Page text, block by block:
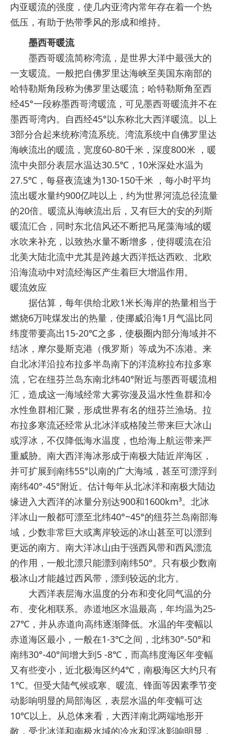
内亚暖流的强度，使几内亚湾内常年存在着一个热
低压，有助于热带季风的形成和维持。
墨西哥暖流
墨西哥暖流简称湾流，是世界大洋中最强大的
一支暖流。一般把自佛罗里达海峡至美国东南部的
哈特勒斯角段称为佛罗里达暖流；哈特勒斯角至西
经45°一段称墨西哥湾暖流，可见墨西哥暖流并不在
墨西哥湾内。自西经45°以东称北大西洋暖流。以上
3部分合起来统称湾流系统。湾流系统中自佛罗里达
海峡流出的暖流，宽度60-80千米，深度800米 ，暖
流中央部分表层水温达30.5℃，10米深处水温为
27.5℃，每昼夜流速为130-150千米 ，每小时平均
流出暖水量约900亿吨以上，约为世界河流总径流量
的20倍。暖流从海峡流出后，又有巨大的安的列斯
暖流汇合，同时东北信风还不断把马尾藻海域的暖
水吹来补充，以致热水量不断增多，使得暖流在沿
北美大陆北流中尤其是跨越大西洋抵达西欧、北欧
沿海流动中对流经海区产生着巨大增温作用。
暖流效应
据估算，每年供给北欧1米长海岸的热量相当于
燃烧6万吨煤发出的热量，使挪威沿海1月气温比同
纬度带要高出15-20℃之多，使极圈内部分海域并不
结冰，摩尔曼斯克港（俄罗斯）等成为不冻港。来
自北冰洋沿拉布拉多半岛南下的洋流称拉布拉多寒
流，它在纽芬兰岛东南北纬40°附近与墨西哥暖流相
汇，造成这一海域经常大雾弥漫及温水性鱼群和冷
水性鱼群相汇聚，形成世界有名的纽芬兰渔场。拉
布拉多寒流还经常从北冰洋或格陵兰带来巨大冰山
或浮冰，不仅降低海水温度，也给海上航运带来严
重威胁。南大西洋海冰形成于南极大陆近岸海区，
并可扩展到南纬55°以南的广大海域，甚至可漂浮到
南纬40°-45°附近。估计每年从北冰洋和南极大陆边
缘进入大西洋的冰量分别达900和1600km³。北冰
洋冰山一般都可漂至北纬40°~45°的纽芬兰岛南部海
域，少数非常巨大或离岸较远的冰山甚至可以漂到
更远的南方。南大洋冰山由于强西风带和西风漂流
的作用，一般北漂只能漂到南纬50°。只有极少数南
极冰山才能越过西风带，漂到较远的北方。
大西洋表层海水温度的分布和变化同气温的分
布、变化相联系。赤道地区水温最高，年均温为25-
27℃，并从赤道向高纬逐渐降低。水温的年变幅以
赤道海区最小，一般在1-3℃之间，北纬30°-50°和
南纬30°-40°间增大到5 -8℃，而高纬度海区年变幅
又有些变小，近北极海区约4℃，南极海区大约只有
1℃。但受大陆气候或寒、暖流、锋面等因素季节变
动影响明显的局部海区，表层水温的年变幅可达
10℃以上。从总体来看，大西洋南北两端地形开
敞，受北冰洋和南极水域的冷水和浮冰影响明显，